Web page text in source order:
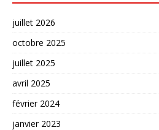
juillet 2026
octobre 2025
juillet 2025
avril 2025
février 2024
janvier 2023